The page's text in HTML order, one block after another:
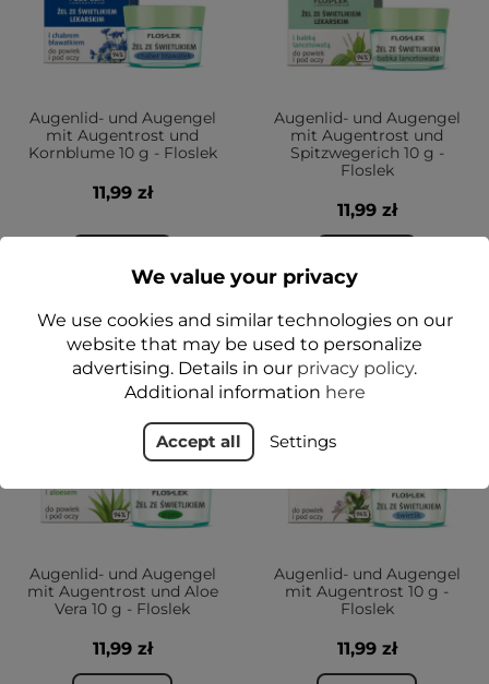
Augenlid- und Augengel
mit Augentrost und
Kornblume 10 g - Floslek
11,99 zł
Augenlid- und Augengel
mit Augentrost und
Spitzwegerich 10 g -
Floslek
11,99 zł
Augenlid- und Augengel
mit Augentrost und Aloe
Vera 10 g - Floslek
11,99 zł
JA
Augenlid- und Augengel
mit Augentrost 10 g -
Floslek
11,99 zł
We value your privacy
We use cookies and similar technologies on our
website that may be used to personalize
advertising. Details in our privacy policy.
Additional information here
Accept all Settings